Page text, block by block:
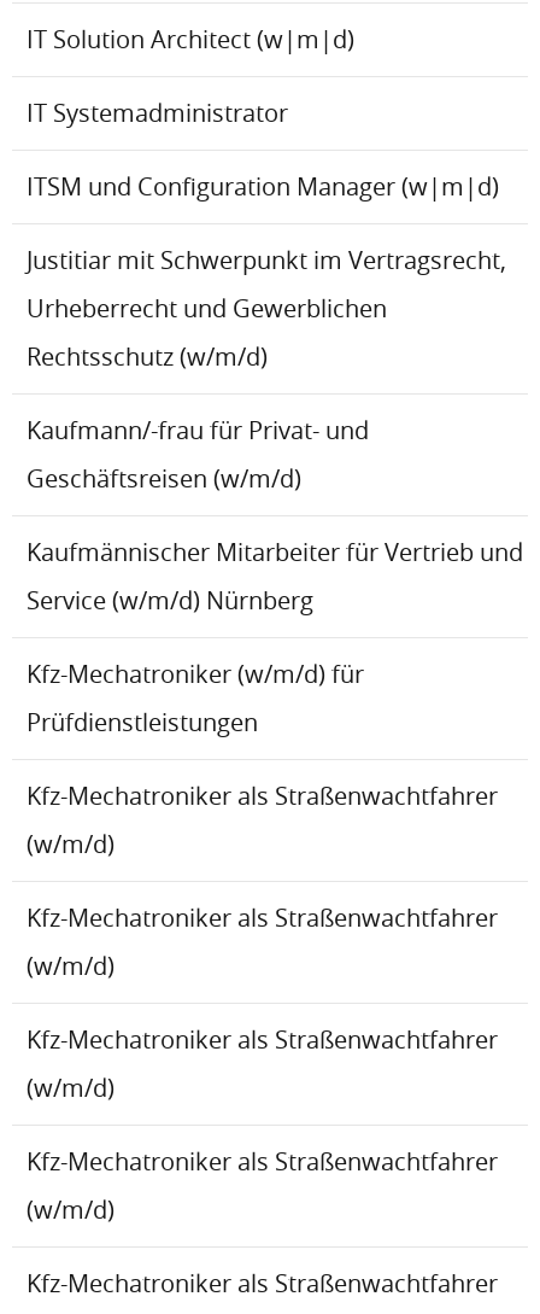
IT Solution Architect (w|m|d)
IT Systemadministrator
ITSM und Configuration Manager (w|m|d)
Justitiar mit Schwerpunkt im Vertragsrecht,
Urheberrecht und Gewerblichen
Rechtsschutz (w/m/d)
Kaufmann/-frau für Privat- und
Geschäftsreisen (w/m/d)
Kaufmännischer Mitarbeiter für Vertrieb und
Service (w/m/d) Nürnberg
Kfz-Mechatroniker (w/m/d) für
Prüfdienstleistungen
Kfz-Mechatroniker als Straßenwachtfahrer
(w/m/d)
Kfz-Mechatroniker als Straßenwachtfahrer
(w/m/d)
Kfz-Mechatroniker als Straßenwachtfahrer
(w/m/d)
Kfz-Mechatroniker als Straßenwachtfahrer
(w/m/d)
Kfz-Mechatroniker als Straßenwachtfahrer